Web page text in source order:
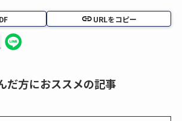
URLをコピー
だ方におススメの記事